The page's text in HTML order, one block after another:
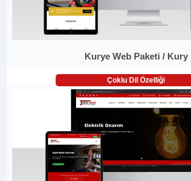
Kurye Web Paketi / Kury
Çoklu Dil Özelliği